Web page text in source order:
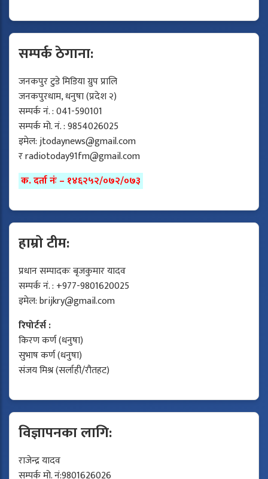
सम्पर्क ठेगाना:
जनकपुर टुडे मिडिया ग्रुप प्रालि
जनकपुरधाम, धनुषा (प्रदेश २)
सम्पर्क नं. : 041-590101
सम्पर्क मो. नं. : 9854026025
इमेल:jtodaynews@gmail.com
रradiotoday91fm@gmail.com
क. दर्ता नंः – १४६२५२/०७२/०७३
हाम्रो टीम:
प्रधान सम्पादकः बृजकुमार यादव
सम्पर्क नं. : +977-9801620025
इमेल:brijkry@gmail.com
रिपोर्टर्स :
किरण कर्ण (धनुषा)
सुभाष कर्ण (धनुषा)
संजय मिश्र (सर्लाही/रौतहट)
विज्ञापनका लागि:
राजेन्द्र यादव
सम्पर्क मो. नं:9801626026